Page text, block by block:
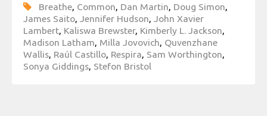
Breathe, Common, Dan Martin, Doug Simon,
James Saito, Jennifer Hudson, John Xavier
Lambert, Kaliswa Brewster, Kimberly L. Jackson,
Madison Latham, Milla Jovovich, Quvenzhane
Wallis, Raúl Castillo, Respira, Sam Worthington,
Sonya Giddings, Stefon Bristol